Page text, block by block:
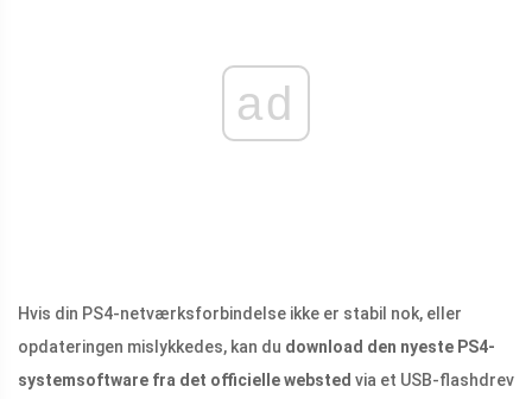
ad
Hvis din PS4-netværksforbindelse ikke er stabil nok, eller
opdateringen mislykkedes, kan du download den nyeste PS4-
systemsoftware fra det officielle websted via et USB-flashdrev